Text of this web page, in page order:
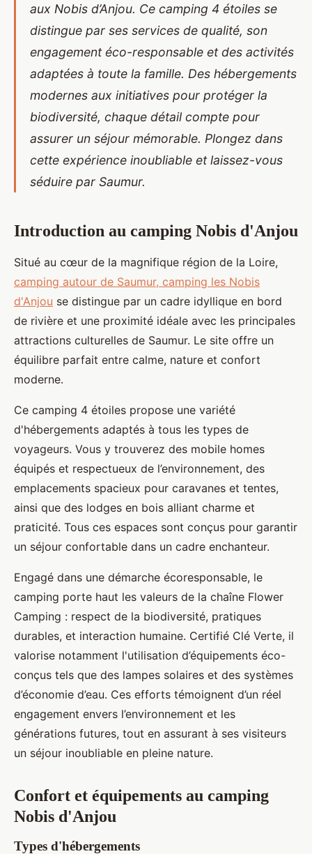
aux Nobis d’Anjou. Ce camping 4 étoiles se
distingue par ses services de qualité, son
engagement éco-responsable et des activités
adaptées à toute la famille. Des hébergements
modernes aux initiatives pour protéger la
biodiversité, chaque détail compte pour
assurer un séjour mémorable. Plongez dans
cette expérience inoubliable et laissez-vous
séduire par Saumur.
Introduction au camping Nobis d'Anjou
Situé au cœur de la magnifique région de la Loire,
camping autour de Saumur, camping les Nobis
d'Anjou se distingue par un cadre idyllique en bord
de rivière et une proximité idéale avec les principales
attractions culturelles de Saumur. Le site offre un
équilibre parfait entre calme, nature et confort
moderne.
Ce camping 4 étoiles propose une variété
d'hébergements adaptés à tous les types de
voyageurs. Vous y trouverez des mobile homes
équipés et respectueux de l’environnement, des
emplacements spacieux pour caravanes et tentes,
ainsi que des lodges en bois alliant charme et
praticité. Tous ces espaces sont conçus pour garantir
un séjour confortable dans un cadre enchanteur.
Engagé dans une démarche écoresponsable, le
camping porte haut les valeurs de la chaîne Flower
Camping : respect de la biodiversité, pratiques
durables, et interaction humaine. Certifié Clé Verte, il
valorise notamment l'utilisation d’équipements éco-
conçus tels que des lampes solaires et des systèmes
d’économie d’eau. Ces efforts témoignent d’un réel
engagement envers l’environnement et les
générations futures, tout en assurant à ses visiteurs
un séjour inoubliable en pleine nature.
Confort et équipements au camping
Nobis d'Anjou
Types d'hébergements